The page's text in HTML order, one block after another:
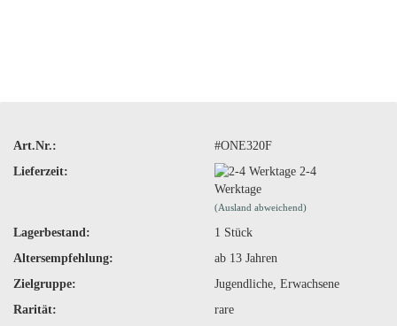
Art.Nr.:
#ONE320F
Lieferzeit:
2-4
Werktage
(Ausland abweichend)
Lagerbestand: 1 Stück
Altersempfehlung:
ab 13 Jahren
Zielgruppe:
Jugendliche, Erwachsene
Rarität:
rare